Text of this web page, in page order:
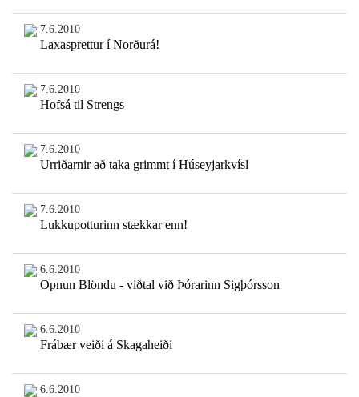
7.6.2010
Laxasprettur í Norðurá!
7.6.2010
Hofsá til Strengs
7.6.2010
Urriðarnir að taka grimmt í Húseyjarkvísl
7.6.2010
Lukkupotturinn stækkar enn!
6.6.2010
Opnun Blöndu - viðtal við Þórarinn Sigþórsson
6.6.2010
Frábær veiði á Skagaheiði
6.6.2010